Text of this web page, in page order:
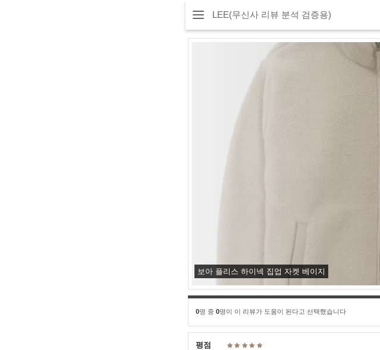
LEE(무신사 리뷰 분석 검증용)
보아 플리스 하이넥 집업 자켓 베이지
0명 중 0명이 이 리뷰가 도움이 된다고 선택했습니다
평점